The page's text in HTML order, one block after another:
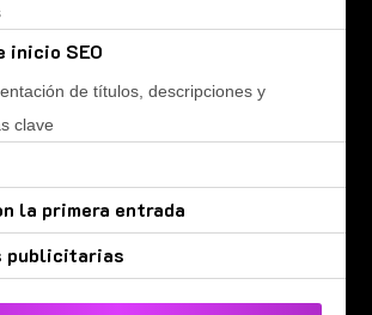
inicio SEO
de títulos, descripciones y
clave
la primera entrada
publicitarias